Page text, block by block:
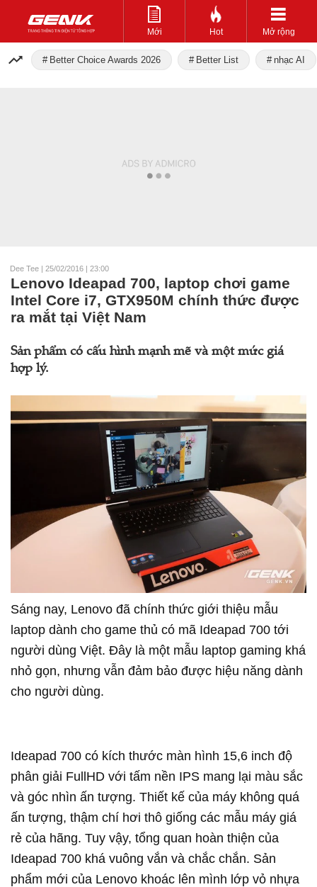
Mới Hot Mở rộng
Better Choice Awards 2026 Better List nhạc AI
Dee Tee | 25/02/2016 | 23:00
Lenovo Ideapad 700, laptop chơi game
Intel Core i7, GTX950M chính thức được
ra mắt tại Việt Nam
Sản phẩm có cấu hình mạnh mẽ và một mức giá
hợp lý.
Sáng nay, Lenovo đã chính thức giới thiệu mẫu
laptop dành cho game thủ có mã Ideapad 700 tới
người dùng Việt. Đây là một mẫu laptop gaming khá
nhỏ gọn, nhưng vẫn đảm bảo được hiệu năng dành
cho người dùng.
Ideapad 700 có kích thước màn hình 15,6 inch độ
phân giải FullHD với tấm nền IPS mang lại màu sắc
và góc nhìn ấn tượng. Thiết kế của máy không quá
ấn tượng, thậm chí hơi thô giống các mẫu máy giá
rẻ của hãng. Tuy vậy, tổng quan hoàn thiện của
Ideapad 700 khá vuông vắn và chắc chắn. Sản
phẩm mới của Lenovo khoác lên mình lớp vỏ nhựa